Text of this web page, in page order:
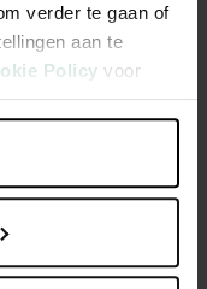
verder te gaan of
aan te
Policy voor
›